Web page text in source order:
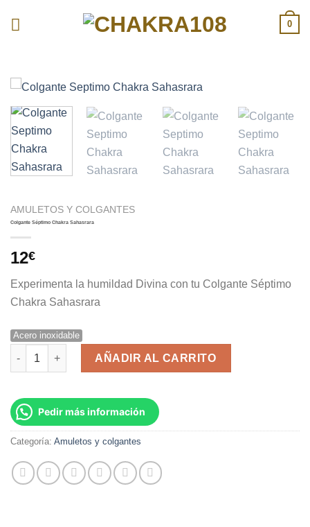
0
AMULETOS Y COLGANTES
Colgante Séptimo Chakra Sahasrara
12€
Experimenta la humildad Divina con tu Colgante Séptimo
Chakra Sahasrara
Acero inoxidable
Colgante Séptimo Chakra Sahasrara cantidad
AÑADIR AL CARRITO
Pedir más información
Categoría: Amuletos y colgantes